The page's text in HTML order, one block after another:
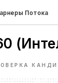
Потока